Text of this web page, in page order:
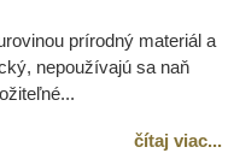
prírodný materiál a
nepoužívajú sa naň
čítaj viac...